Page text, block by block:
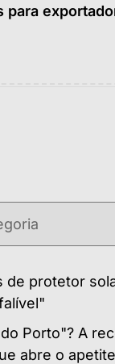
para
de protetor
Porto"? A
abre o apetite